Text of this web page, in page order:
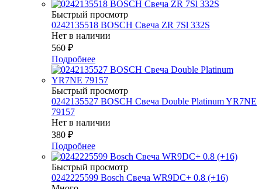
Быстрый просмотр
0242135518 BOSCH Свеча ZR 7Sl 332S
Нет в наличии
560 ₽
Подробнее
Быстрый просмотр
0242135527 BOSСH Свеча Double Platinum YR7NE
79157
Нет в наличии
380 ₽
Подробнее
Быстрый просмотр
0242225599 Bosch Свеча WR9DC+ 0.8 (+16)